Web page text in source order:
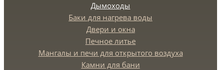
Дымоходы
Баки для нагрева воды
Двери и окна
Печное литье
Мангалы и печи для открытого воздуха
Камни для бани